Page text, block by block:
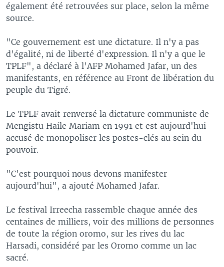
également été retrouvées sur place, selon la même
source.
"Ce gouvernement est une dictature. Il n'y a pas
d'égalité, ni de liberté d'expression. Il n'y a que le
TPLF", a déclaré à l'AFP Mohamed Jafar, un des
manifestants, en référence au Front de libération du
peuple du Tigré.
Le TPLF avait renversé la dictature communiste de
Mengistu Haile Mariam en 1991 et est aujourd'hui
accusé de monopoliser les postes-clés au sein du
pouvoir.
"C'est pourquoi nous devons manifester
aujourd'hui", a ajouté Mohamed Jafar.
Le festival Irreecha rassemble chaque année des
centaines de milliers, voir des millions de personnes
de toute la région oromo, sur les rives du lac
Harsadi, considéré par les Oromo comme un lac
sacré.